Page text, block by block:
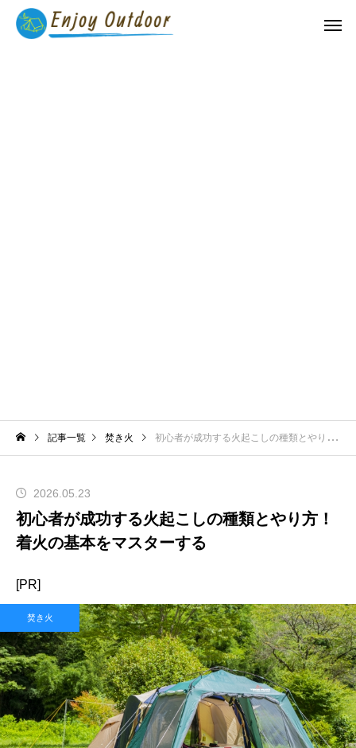
記事一覧 焚き火 初心者が成功する火起こしの種類とやり方！着火の基本をマスターする
2026.05.23
初心者が成功する火起こしの種類とやり方！
着火の基本をマスターする
[PR]
焚き火